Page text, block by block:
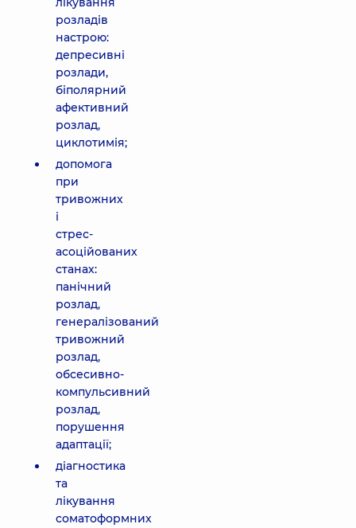
розладів
настрою:
депресивні
розлади,
біполярний
афективний
розлад,
циклотимія;
допомога
при
тривожних
і
стрес-
асоційованих
станах:
панічний
розлад,
генералізований
тривожний
розлад,
обсесивно-
компульсивний
розлад,
порушення
адаптації;
діагностика
та
лікування
соматоформних